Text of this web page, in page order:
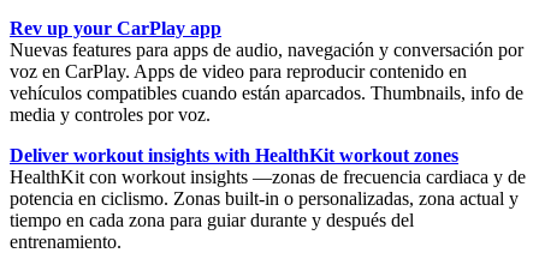
Rev up your CarPlay app
Nuevas features para apps de audio, navegación y conversación por
voz en CarPlay. Apps de video para reproducir contenido en
vehículos compatibles cuando están aparcados. Thumbnails, info de
media y controles por voz.
Deliver workout insights with HealthKit workout zones
HealthKit con workout insights —zonas de frecuencia cardiaca y de
potencia en ciclismo. Zonas built-in o personalizadas, zona actual y
tiempo en cada zona para guiar durante y después del
entrenamiento.